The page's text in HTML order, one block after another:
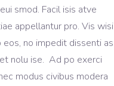
smod. Facil isis atve
appellantur pro. Vis wisi
no impedit dissenti as
nolu ise. Ad po exerci
modus civibus modera